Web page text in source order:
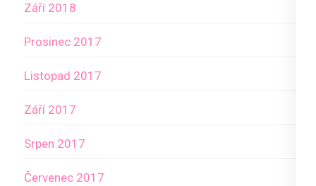
Září 2018
Prosinec 2017
Listopad 2017
Září 2017
Srpen 2017
Červenec 2017